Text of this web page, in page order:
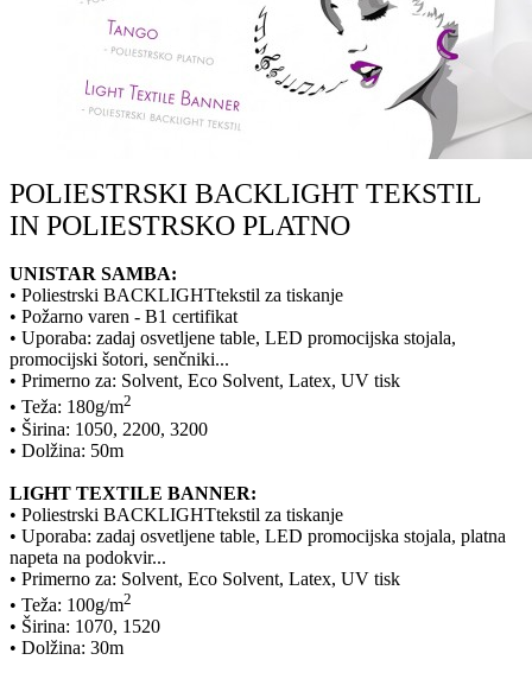
POLIESTRSKI BACKLIGHT TEKSTIL
IN POLIESTRSKO PLATNO
UNISTAR SAMBA:
• Poliestrski BACKLIGHTtekstil za tiskanje
• Požarno varen - B1 certifikat
• Uporaba: zadaj osvetljene table, LED promocijska stojala,
promocijski šotori, senčniki...
• Primerno za: Solvent, Eco Solvent, Latex, UV tisk
• Teža: 180g/m2
• Širina: 1050, 2200, 3200
• Dolžina: 50m
LIGHT TEXTILE BANNER:
• Poliestrski BACKLIGHTtekstil za tiskanje
• Uporaba: zadaj osvetljene table, LED promocijska stojala, platna
napeta na podokvir...
• Primerno za: Solvent, Eco Solvent, Latex, UV tisk
• Teža: 100g/m2
• Širina: 1070, 1520
• Dolžina: 30m